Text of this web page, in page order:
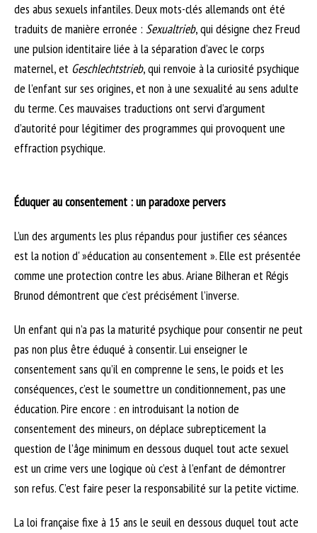
des abus sexuels infantiles. Deux mots-clés allemands ont été
traduits de manière erronée : Sexualtrieb, qui désigne chez Freud
une pulsion identitaire liée à la séparation d’avec le corps
maternel, et Geschlechtstrieb, qui renvoie à la curiosité psychique
de l’enfant sur ses origines, et non à une sexualité au sens adulte
du terme. Ces mauvaises traductions ont servi d’argument
d’autorité pour légitimer des programmes qui provoquent une
effraction psychique.
Éduquer au consentement : un paradoxe pervers
L’un des arguments les plus répandus pour justifier ces séances
est la notion d' »éducation au consentement ». Elle est présentée
comme une protection contre les abus. Ariane Bilheran et Régis
Brunod démontrent que c’est précisément l’inverse.
Un enfant qui n’a pas la maturité psychique pour consentir ne peut
pas non plus être éduqué à consentir. Lui enseigner le
consentement sans qu’il en comprenne le sens, le poids et les
conséquences, c’est le soumettre un conditionnement, pas une
éducation. Pire encore : en introduisant la notion de
consentement des mineurs, on déplace subrepticement la
question de l’âge minimum en dessous duquel tout acte sexuel
est un crime vers une logique où c’est à l’enfant de démontrer
son refus. C’est faire peser la responsabilité sur la petite victime.
La loi française fixe à 15 ans le seuil en dessous duquel tout acte